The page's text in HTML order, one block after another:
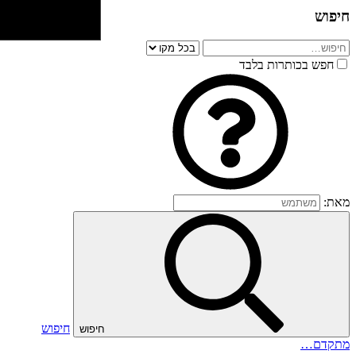
חיפוש
חפש בכותרות בלבד
מאת:
חיפוש
חיפוש
מתקדם…